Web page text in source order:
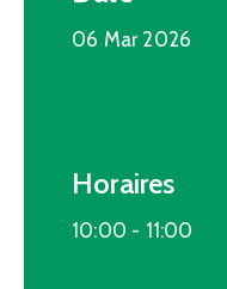
06 Mar 2026
Horaires
10:00 - 11:00